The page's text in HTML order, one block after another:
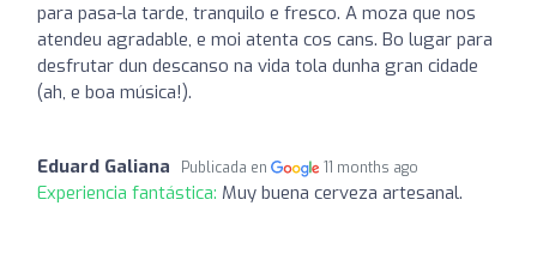
para pasa-la tarde, tranquilo e fresco. A moza que nos
atendeu agradable, e moi atenta cos cans. Bo lugar para
desfrutar dun descanso na vida tola dunha gran cidade
(ah, e boa música!).
Eduard Galiana Publicada en 11 months ago
Experiencia fantástica: Muy buena cerveza artesanal.